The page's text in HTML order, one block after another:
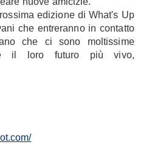
edizione di What's Up
che entreranno in contatto
che ci sono moltissime
il loro futuro più vivo,